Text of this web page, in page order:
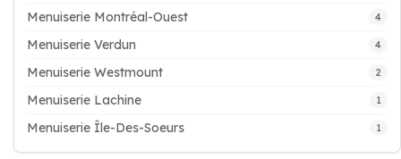
Menuiserie Montréal-Ouest 4
Menuiserie Verdun 4
Menuiserie Westmount 2
Menuiserie Lachine 1
Menuiserie Île-Des-Soeurs 1